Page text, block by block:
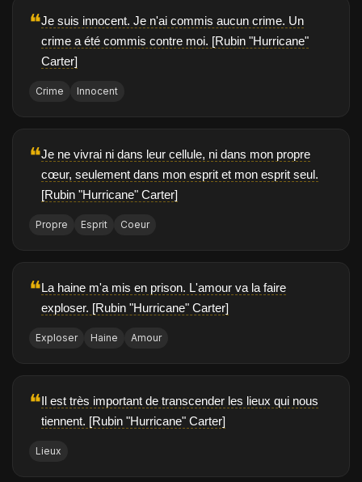
❝Je suis innocent. Je n'ai commis aucun crime. Un
crime a été commis contre moi. [Rubin "Hurricane"
Carter]
Crime Innocent
❝Je ne vivrai ni dans leur cellule, ni dans mon propre
cœur, seulement dans mon esprit et mon esprit seul.
[Rubin "Hurricane" Carter]
Propre Esprit Coeur
❝La haine m'a mis en prison. L'amour va la faire
exploser. [Rubin "Hurricane" Carter]
Exploser Haine Amour
❝Il est très important de transcender les lieux qui nous
tiennent. [Rubin "Hurricane" Carter]
Lieux